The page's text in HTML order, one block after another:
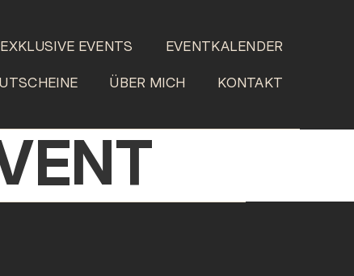
EXKLUSIVE EVENTS EVENTKALENDER
ÜBER MICH KONTAKT